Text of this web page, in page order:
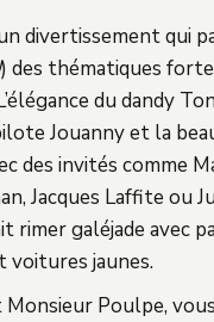
divertissement qui
) des thématiques
du dandy
Jouanny et la
des invités comme
Jacques Laffite ou
rimer galéjade avec
voitures jaunes.
Poulpe,